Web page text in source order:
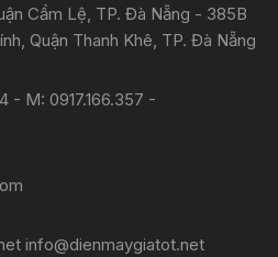
Cẩm Lệ, TP. Đà Nẵng - 385B
Quận Thanh Khê, TP. Đà Nẵng
- M: 0917.166.357 -
info@dienmaygiatot.net